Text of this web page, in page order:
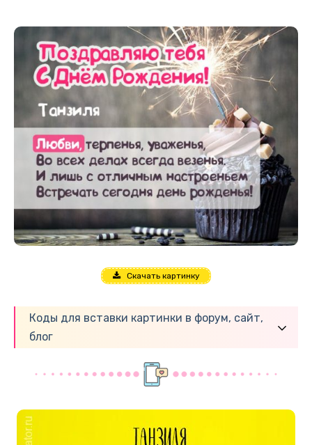
Скачать картинку
Коды для вставки картинки в форум, сайт,
блог